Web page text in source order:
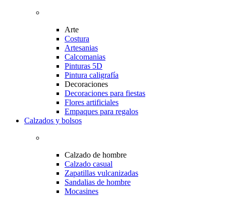
Arte
Costura
Artesanias
Calcomanias
Pinturas 5D
Pintura caligrafía
Decoraciones
Decoraciones para fiestas
Flores artificiales
Empaques para regalos
Calzados y bolsos
Calzado de hombre
Calzado casual
Zapatillas vulcanizadas
Sandalias de hombre
Mocasines